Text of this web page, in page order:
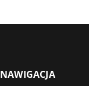
NAWIGACJA